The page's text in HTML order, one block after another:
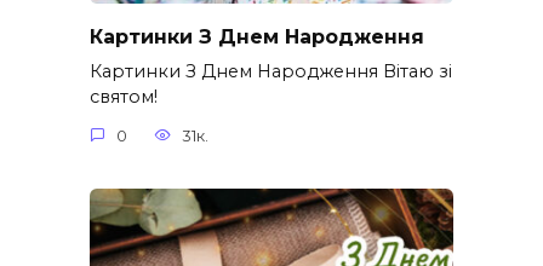
Картинки З Днем Народження
Картинки З Днем Народження Вітаю зі
святом!
0 31к.